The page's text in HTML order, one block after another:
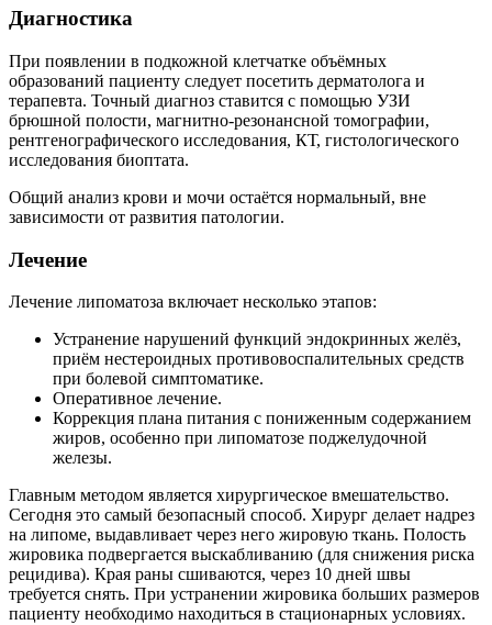
Диагностика
При появлении в подкожной клетчатке объёмных
образований пациенту следует посетить дерматолога и
терапевта. Точный диагноз ставится с помощью УЗИ
брюшной полости, магнитно-резонансной томографии,
рентгенографического исследования, КТ, гистологического
исследования биоптата.
Общий анализ крови и мочи остаётся нормальный, вне
зависимости от развития патологии.
Лечение
Лечение липоматоза включает несколько этапов:
Устранение нарушений функций эндокринных желёз,
приём нестероидных противовоспалительных средств
при болевой симптоматике.
Оперативное лечение.
Коррекция плана питания с пониженным содержанием
жиров, особенно при липоматозе поджелудочной
железы.
Главным методом является хирургическое вмешательство.
Сегодня это самый безопасный способ. Хирург делает надрез
на липоме, выдавливает через него жировую ткань. Полость
жировика подвергается выскабливанию (для снижения риска
рецидива). Края раны сшиваются, через 10 дней швы
требуется снять. При устранении жировика больших размеров
пациенту необходимо находиться в стационарных условиях.